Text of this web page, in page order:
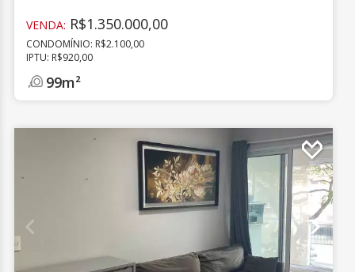
VENDA: R$1.350.000,00
CONDOMÍNIO: R$2.100,00
IPTU: R$920,00
99m²